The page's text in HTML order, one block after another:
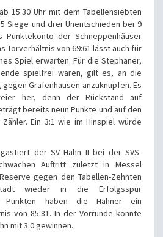
15.30 Uhr mit dem Tabellensiebten
Siege und drei Unentschieden bei 9
Punktekonto der Schneppenhäuser
Torverhältnis von 69:61 lässt auch für
Spiel erwarten. Für die Stephaner,
spielfrei waren, gilt es, an die
Gräfenhausen anzuknüpfen. Es
her, denn der Rückstand auf
bereits neun Punkte und auf den
Ein 3:1 wie im Hinspiel würde
der SV Hahn II bei der SVS-
Auftritt zuletzt in Messel
gegen den Tabellen-Zehnten
wieder in die Erfolgsspur
Punkten haben die Hahner ein
von 85:81. In der Vorrunde konnte
mit 3:0 gewinnen.